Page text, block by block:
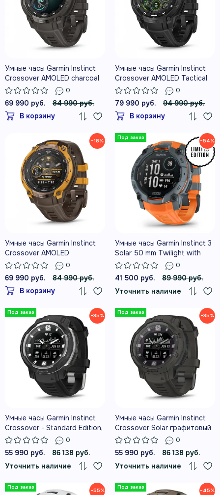
Умные часы Garmin Instinct
Crossover AMOLED charcoal
черный
0
69 990 руб.
84 990 руб.
В корзину
Умные часы Garmin Instinct
Crossover AMOLED Tactical
Edition Black
0
79 990 руб.
94 990 руб.
В корзину
−18%
Умные часы Garmin Instinct
Crossover AMOLED
Bronze/Sunburst
0
69 990 руб.
84 990 руб.
В корзину
−54%
Умные часы Garmin Instinct 3
Solar 50 mm Twilight with
Solstice Band
0
41 500 руб.
89 990 руб.
Уточнить наличие
−35%
Умные часы Garmin Instinct
Crossover - Standard Edition,
черный
0
55 990 руб.
86 138 руб.
Уточнить наличие
−35%
Умные часы Garmin Instinct
Crossover Solar графитовый
0
55 990 руб.
86 138 руб.
Уточнить наличие
−55% −45%